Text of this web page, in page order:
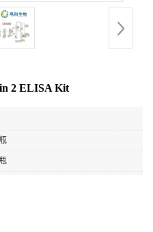
2 ELISA Kit